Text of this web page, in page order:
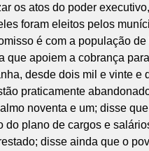
os atos do poder
foram eleitos pelos
é com a população
que apoiem a cobrança
desde dois mil e vinte e
praticamente
noventa e um; disse
do plano de cargos e
disse ainda que o